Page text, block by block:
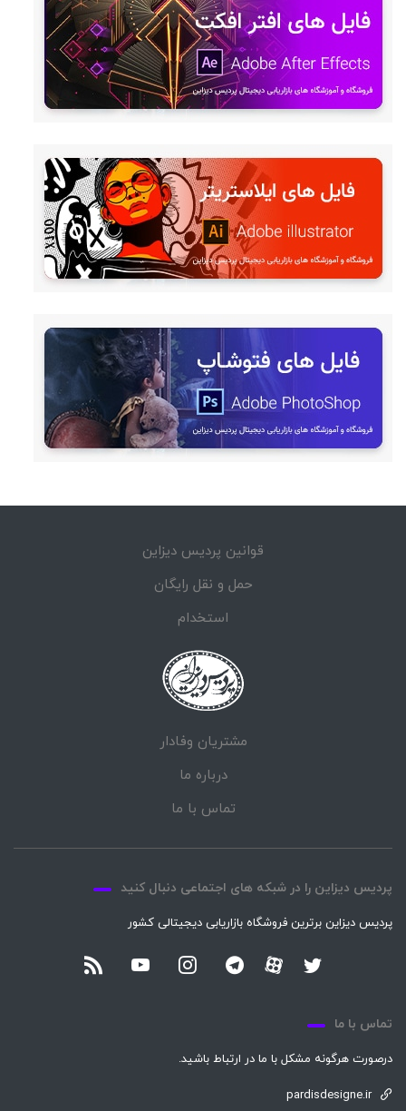
قوانین پردیس دیزاین
حمل و نقل رایگان
استخدام
مشتریان وفادار
درباره ما
تماس با ما
پردیس دیزاین را در شبکه های اجتماعی دنبال کنید
پردیس دیزاین برترین فروشگاه بازاریابی دیجیتالی کشور
تماس با ما
درصورت هرگونه مشکل با ما در ارتباط باشید.
pardisdesigne.ir